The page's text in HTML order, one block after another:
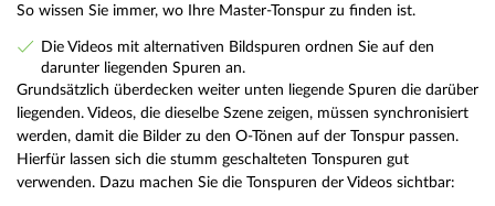
So wissen Sie immer, wo Ihre Master-Tonspur zu finden ist.
Die Videos mit alternativen Bildspuren ordnen Sie auf den
darunter liegenden Spuren an.
Grundsätzlich überdecken weiter unten liegende Spuren die darüber
liegenden. Videos, die dieselbe Szene zeigen, müssen synchronisiert
werden, damit die Bilder zu den O-Tönen auf der Tonspur passen.
Hierfür lassen sich die stumm geschalteten Tonspuren gut
verwenden. Dazu machen Sie die Tonspuren der Videos sichtbar: